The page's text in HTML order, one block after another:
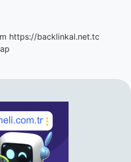
https://backlinkal.net.tc